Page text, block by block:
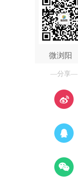
微浏阳
—分享—